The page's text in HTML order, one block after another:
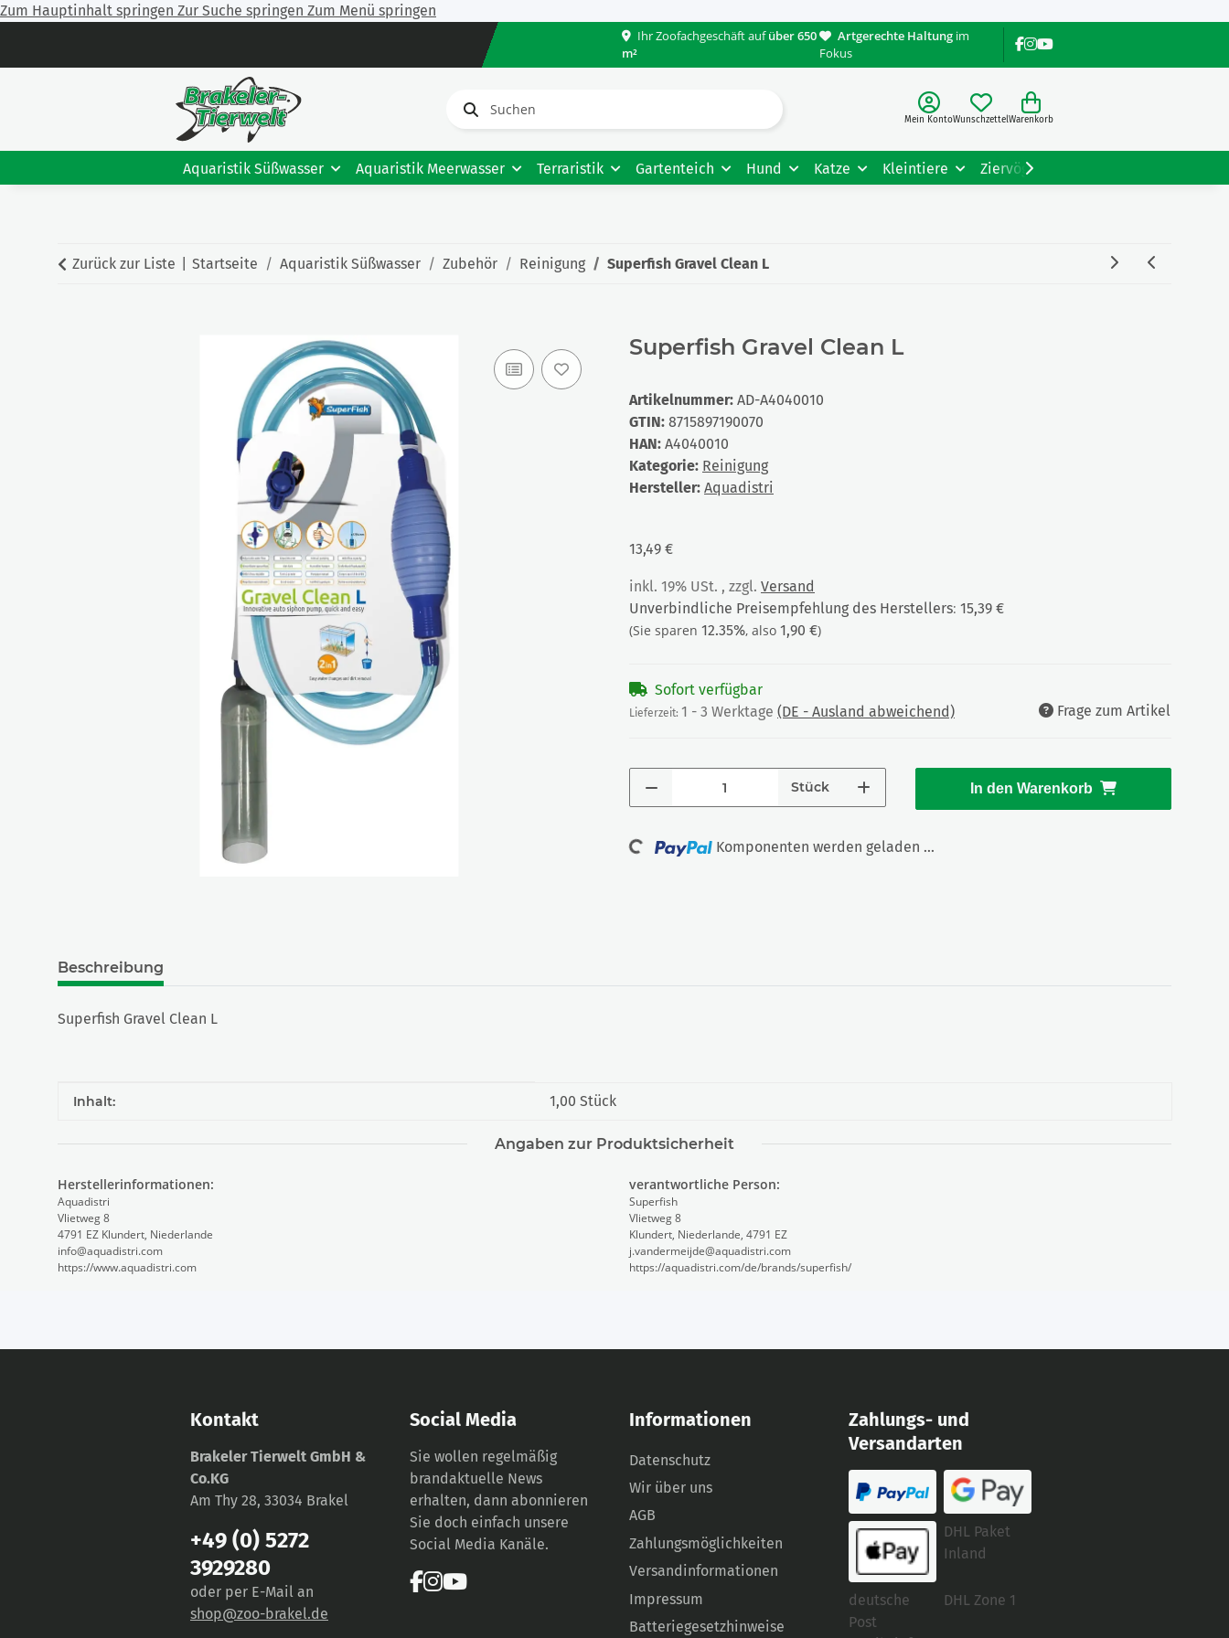
Zum Hauptinhalt springen Zur Suche springen Zum Menü springen
Ihr Zoofachgeschäft aufüber 650
m²
Artgerechte Haltungim
Fokus
Mein KontoWunschzettelWarenkorb
Aquaristik Süßwasser Aquaristik Meerwasser Terraristik Gartenteich Hund Katze Kleintiere Ziervögel
Zurück zur Liste Startseite Aquaristik Süßwasser Zubehör Reinigung Superfish Gravel Clean L
Superfish Gravel Clean L
Artikelnummer: AD-A4040010
GTIN: 8715897190070
HAN: A4040010
Kategorie: Reinigung
Hersteller: Aquadistri
13,49 €
inkl. 19% USt. , zzgl. Versand
Unverbindliche Preisempfehlung des Herstellers: 15,39 €
(Sie sparen 12.35%, also 1,90 €)
Sofort verfügbar
Lieferzeit: 1 - 3 Werktage (DE - Ausland abweichend) Frage zum Artikel
Stück In den Warenkorb
Loading... Komponenten werden geladen ...
Beschreibung
Superfish Gravel Clean L
Produkteigenschaft
Wert
Inhalt: 1,00 Stück
Angaben zur Produktsicherheit
Herstellerinformationen:
Aquadistri
Vlietweg 8
4791 EZ Klundert, Niederlande
info@aquadistri.com
https://www.aquadistri.com
verantwortliche Person:
Superfish
Vlietweg 8
Klundert, Niederlande, 4791 EZ
j.vandermeijde@aquadistri.com
https://aquadistri.com/de/brands/superfish/
Kontakt
Brakeler Tierwelt GmbH &
Co.KG
Am Thy 28, 33034 Brakel
+49 (0) 5272
3929280
oder per E-Mail an
shop@zoo-brakel.de
Social Media
Sie wollen regelmäßig
brandaktuelle News
erhalten, dann abonnieren
Sie doch einfach unsere
Social Media Kanäle.
Informationen
Datenschutz
Wir über uns
AGB
Zahlungsmöglichkeiten
Versandinformationen
Impressum
Batteriegesetzhinweise
Zahlungs- und
Versandarten
DHL Paket
Inland
deutsche
Post
DHL Zone 1